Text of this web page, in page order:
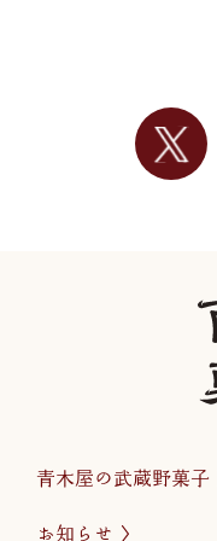
青木屋の武蔵野菓子
お知らせ